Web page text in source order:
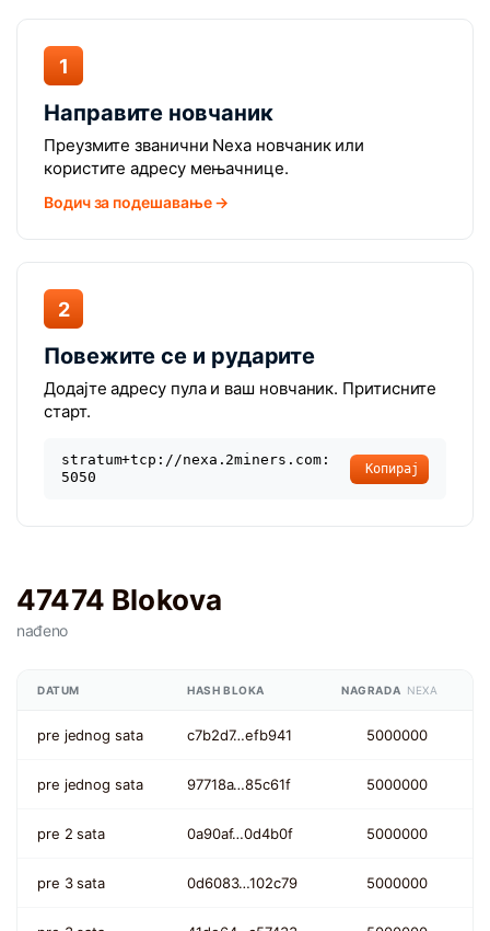
1
Направите новчаник
Преузмите званични Nexa новчаник или
користите адресу мењачнице.
Водич за подешавање →
2
Повежите се и рударите
Додајте адресу пула и ваш новчаник. Притисните
старт.
stratum+tcp://nexa.2miners.com:
5050
Копирај
47474 Blokova
nađeno
DATUM HASH BLOKA NAGRADA NEXA
pre jednog sata c7b2d7…efb941 5000000
pre jednog sata 97718a…85c61f 5000000
pre 2 sata 0a90af…0d4b0f 5000000
pre 3 sata 0d6083…102c79 5000000